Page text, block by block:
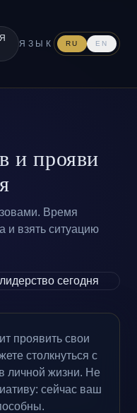
ЯЗЫК RU EN
и прояви
Время
и взять ситуацию
проявить свои
столкнуться с
личной жизни. Не
сейчас ваш